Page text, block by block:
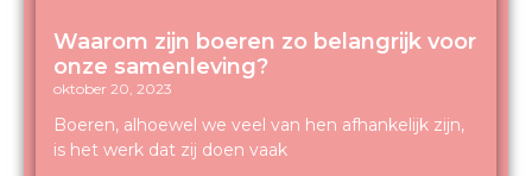
Waarom zijn boeren zo belangrijk voor
onze samenleving?
oktober 20, 2023
Boeren, alhoewel we veel van hen afhankelijk zijn,
is het werk dat zij doen vaak